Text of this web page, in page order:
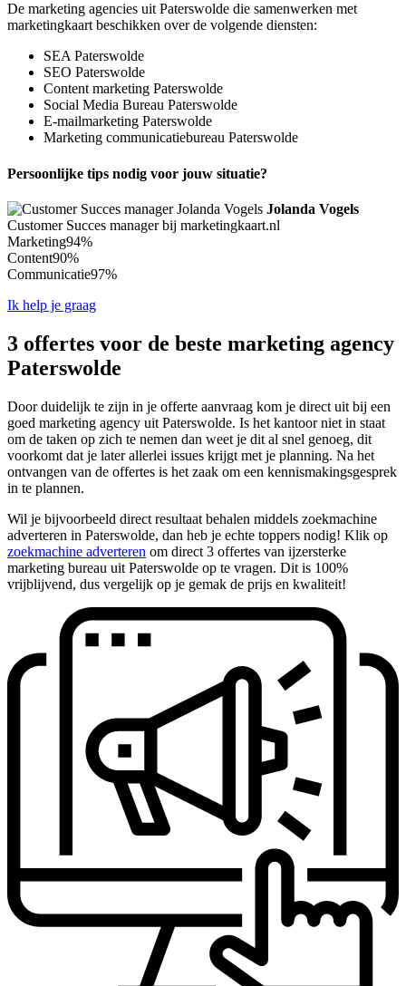
De marketing agencies uit Paterswolde die samenwerken met
marketingkaart beschikken over de volgende diensten:
SEA Paterswolde
SEO Paterswolde
Content marketing Paterswolde
Social Media Bureau Paterswolde
E-mailmarketing Paterswolde
Marketing communicatiebureau Paterswolde
Persoonlijke tips nodig voor jouw situatie?
Jolanda Vogels
Customer Succes manager bij marketingkaart.nl
Marketing94%
Content90%
Communicatie97%
Ik help je graag
3 offertes voor de beste marketing agency
Paterswolde
Door duidelijk te zijn in je offerte aanvraag kom je direct uit bij een
goed marketing agency uit Paterswolde. Is het kantoor niet in staat
om de taken op zich te nemen dan weet je dit al snel genoeg, dit
voorkomt dat je later allerlei issues krijgt met je planning. Na het
ontvangen van de offertes is het zaak om een kennismakingsgesprek
in te plannen.
Wil je bijvoorbeeld direct resultaat behalen middels zoekmachine
adverteren in Paterswolde, dan heb je echte toppers nodig! Klik op
zoekmachine adverteren om direct 3 offertes van ijzersterke
marketing bureau uit Paterswolde op te vragen. Dit is 100%
vrijblijvend, dus vergelijk op je gemak de prijs en kwaliteit!